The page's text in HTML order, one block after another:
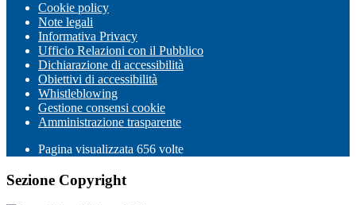
Cookie policy
Note legali
Informativa Privacy
Ufficio Relazioni con il Pubblico
Dichiarazione di accessibilità
Obiettivi di accessibilità
Whistleblowing
Gestione consensi cookie
Amministrazione trasparente
Pagina visualizzata 656 volte
Sezione Copyright